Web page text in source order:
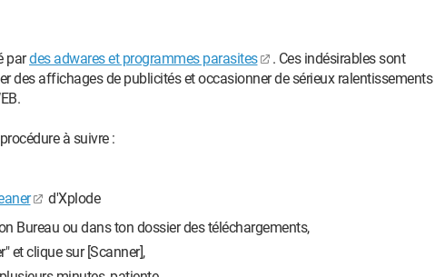
pardes adwares et programmes parasites
. Ces indésirables sont
des affichages de publicités et occasionner de sérieux ralentissements
à suivre :
d'Xplode
Bureau ou dans ton dossier des téléchargements,
et clique sur [Scanner],